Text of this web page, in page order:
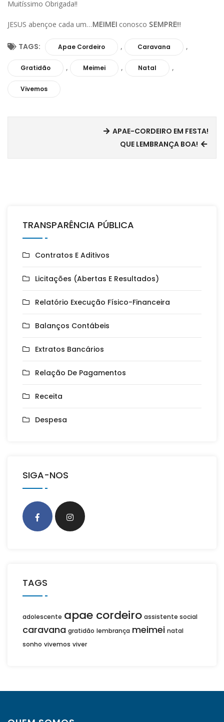
Muitíssimo Obrigada!!
JESUS abençoe cada um…MEIMEI conosco SEMPRE!!!
TAGS: Apae Cordeiro , Caravana ,
Gratidão , Meimei , Natal ,
Vivemos
APAE-CORDEIRO EM FESTA!
QUE LEMBRANÇA BOA!
TRANSPARÊNCIA PÚBLICA
Contratos E Aditivos
Licitações (Abertas E Resultados)
Relatório Execução Físico-Financeira
Balanços Contábeis
Extratos Bancários
Relação De Pagamentos
Receita
Despesa
SIGA-NOS
TAGS
adolescente apae cordeiro assistente social
caravana gratidão lembrança meimei natal
sonho vivemos viver